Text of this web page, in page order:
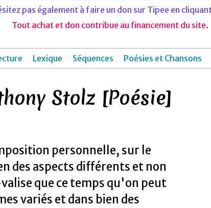
pas également à faire un don sur Tipee en
Tout achat et don contribue au financement du site.
Lexique Séquences Poésies et Chansons
Stolz [Poésie]
personnelle, sur le
des aspects différents et non
que ce temps qu'on peut
variés et dans bien des